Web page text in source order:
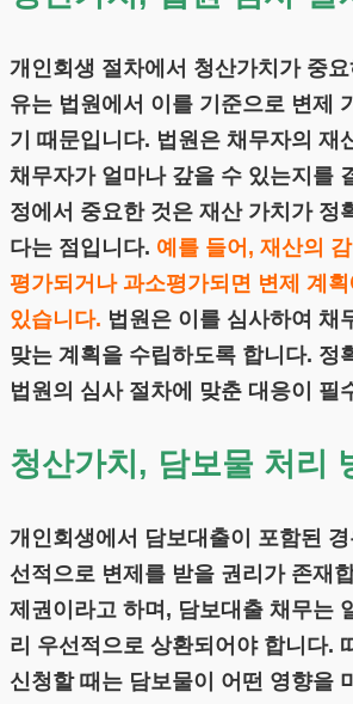
개인회생 절차에서 청산가치가 중요
유는 법원에서 이를 기준으로 변제
기 때문입니다. 법원은 채무자의 재
채무자가 얼마나 갚을 수 있는지를
정에서 중요한 것은 재산 가치가 정
다는 점입니다. 예를 들어, 재산의
평가되거나 과소평가되면 변제 계
있습니다. 법원은 이를 심사하여 채
맞는 계획을 수립하도록 합니다. 정
법원의 심사 절차에 맞춘 대응이 필
청산가치, 담보물 처리
개인회생에서 담보대출이 포함된
선적으로 변제를 받을 권리가 존재
제권이라고 하며, 담보대출 채무는
리 우선적으로 상환되어야 합니다.
신청할 때는 담보물이 어떤 영향을